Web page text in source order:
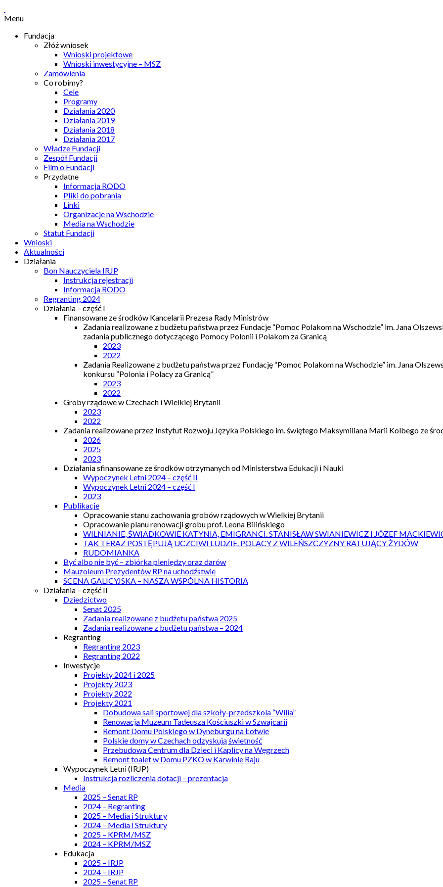
Menu
Fundacja
Złóż wniosek
Wnioski projektowe
Wnioski inwestycyjne – MSZ
Zamówienia
Co robimy?
Cele
Programy
Działania 2020
Działania 2019
Działania 2018
Działania 2017
Władze Fundacji
Zespół Fundacji
Film o Fundacji
Przydatne
Informacja RODO
Pliki do pobrania
Linki
Organizacje na Wschodzie
Media na Wschodzie
Statut Fundacji
Wnioski
Aktualności
Działania
Bon Nauczyciela IRJP
Instrukcja rejestracji
Informacja RODO
Regranting 2024
Działania – część I
Finansowane ze środków Kancelarii Prezesa Rady Ministrów
Zadania realizowane z budżetu państwa przez Fundacje “Pomoc Polakom na Wschodzie” im. Jana
zadania publicznego dotyczącego Pomocy Polonii i Polakom za Granicą
2023
2022
Zadania Realizowane z budżetu państwa przez Fundację “Pomoc Polakom na Wschodzie” im. Jana
konkursu “Polonia i Polacy za Granicą”
2023
2022
Groby rządowe w Czechach i Wielkiej Brytanii
2023
2022
Zadania realizowane przez Instytut Rozwoju Języka Polskiego im. świętego Maksymiliana Marii Kolbego ze
2026
2025
2023
Działania sfinansowane ze środków otrzymanych od Ministerstwa Edukacji i Nauki
Wypoczynek Letni 2024 – część II
Wypoczynek Letni 2024 – część I
2023
Publikacje
Opracowanie stanu zachowania grobów rządowych w Wielkiej Brytanii
Opracowanie planu renowacji grobu prof. Leona Bilińskiego
WILNIANIE, ŚWIADKOWIE KATYNIA, EMIGRANCI. STANISŁAW SWIANIEWICZ I JÓZEF
TAK TERAZ POSTĘPUJĄ UCZCIWI LUDZIE. POLACY Z WILEŃSZCZYZNY RATUJĄCY ŻYDÓW
RUDOMIANKA
Być albo nie być – zbiórka pieniędzy oraz darów
Mauzoleum Prezydentów RP na uchodźstwie
SCENA GALICYJSKA – NASZA WSPÓLNA HISTORIA
Działania – część II
Dziedzictwo
Senat 2025
Zadania realizowane z budżetu państwa 2025
Zadania realizowane z budżetu państwa – 2024
Regranting
Regranting 2023
Regranting 2022
Inwestycje
Projekty 2024 i 2025
Projekty 2023
Projekty 2022
Projekty 2021
Dobudowa sali sportowej dla szkoły-przedszkola “Wilia”
Renowacja Muzeum Tadeusza Kościuszki w Szwajcarii
Remont Domu Polskiego w Dyneburgu na Łotwie
Polskie domy w Czechach odzyskują świetność
Przebudowa Centrum dla Dzieci i Kaplicy na Węgrzech
Remont toalet w Domu PZKO w Karwinie Raju
Wypoczynek Letni (IRJP)
Instrukcja rozliczenia dotacji – prezentacja
Media
2025 – Senat RP
2024 – Regranting
2025 – Media i Struktury
2024 – Media i Struktury
2025 – KPRM/MSZ
2024 – KPRM/MSZ
Edukacja
2025 – IRJP
2024 – IRJP
2025 – Senat RP